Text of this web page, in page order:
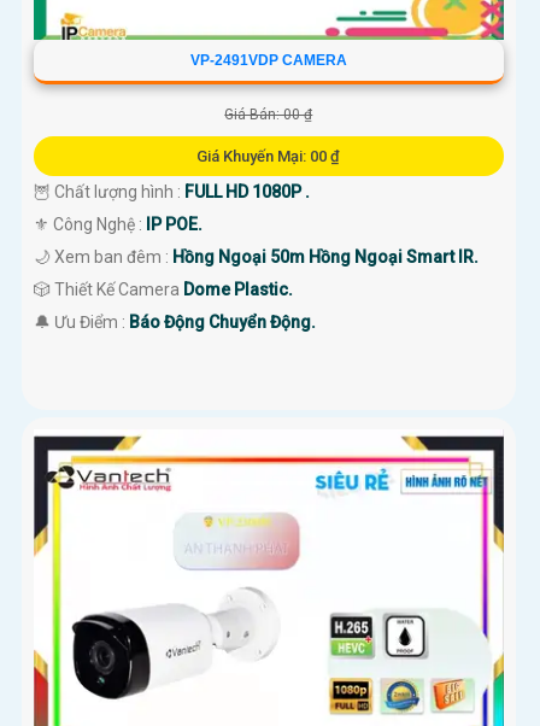
VP-2491VDP CAMERA
Giá Bán: 00 ₫
Giá Khuyến Mại: 00 ₫
🦉 Chất lượng hình : FULL HD 1080P .
⚜️ Công Nghệ :
IP POE.
🌙 Xem ban đêm : Hồng Ngoại 50m Hồng Ngoại Smart IR.
🎲 Thiết Kế Camera Dome Plastic.
️🔔 Ưu Điểm : Báo Động Chuyển Động.